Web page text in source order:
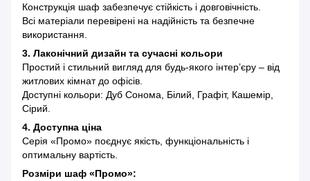
Конструкція шаф забезпечує стійкість і довговічність.
Всі матеріали перевірені на надійність та безпечне
використання.
3. Лаконічний дизайн та сучасні кольори
Простий і стильний вигляд для будь-якого інтер’єру – від
житлових кімнат до офісів.
Доступні кольори: Дуб Сонома, Білий, Графіт, Кашемір,
Сірий.
4. Доступна ціна
Серія «Промо» поєднує якість, функціональність і
оптимальну вартість.
Розміри шаф «Промо»: